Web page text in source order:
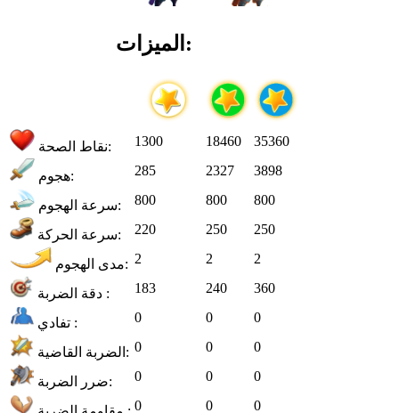
الميزات:
نقاط الصحة: 1300 18460 35360
هجوم: 285 2327 3898
سرعة الهجوم: 800 800 800
سرعة الحركة: 220 250 250
مدى الهجوم: 2 2 2
دقة الضربة : 183 240 360
تفادي : 0 0 0
الضربة القاضية: 0 0 0
ضرر الضربة: 0 0 0
0 0
0